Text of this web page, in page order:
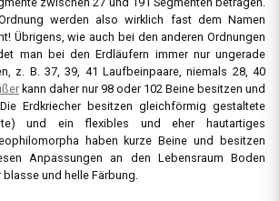
werden also wirklich fast dem Namen
Übrigens, wie auch bei den anderen Ordnungen
man bei den Erdläufern immer nur ungerade
z. B. 37, 39, 41 Laufbeinpaare, niemals 28, 40
kann daher nur 98 oder 102 Beine besitzen und
Erdkriecher besitzen gleichförmig gestaltete
und ein flexibles und eher hautartiges
haben kurze Beine und besitzen
Anpassungen an den Lebensraum Boden
blasse und helle Färbung.